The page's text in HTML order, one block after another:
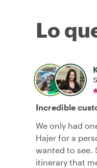
Lo
Incredible
We only had
Hajer for a
wanted to see.
itinerary that